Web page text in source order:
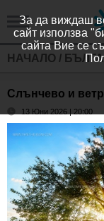
НАЧАЛО /
Слънчево и
13 Юни 2026 | 20:00
За да виждаш
сайт използва
сайта Вие се